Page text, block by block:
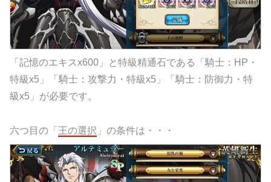
「記憶のエキスx600」と特級精通石である「騎士：HP・
特級x5」「騎士：攻撃力・特級x5」「騎士：防御力・特
級x5」が必要です。
六つ目の「 王の選択 」の条件は・・・